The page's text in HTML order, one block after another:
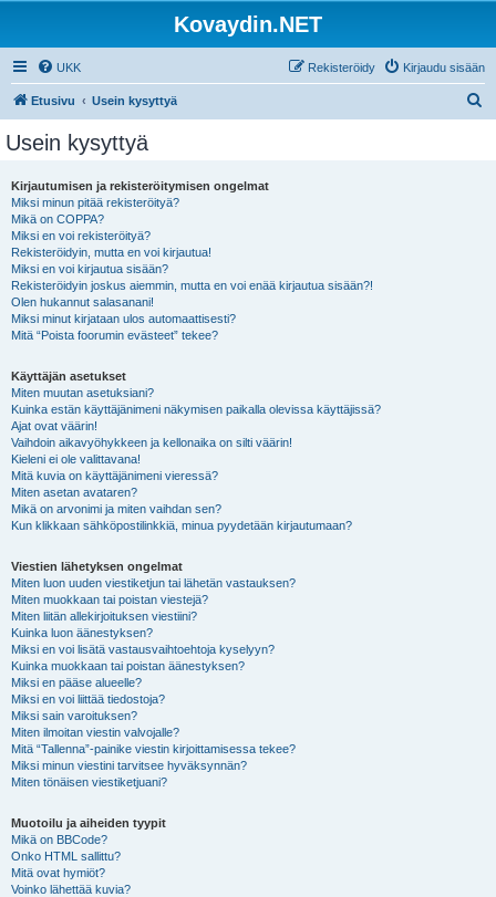
Kovaydin.NET
UKK Kirjaudu sisään
Rekisteröidy
Etusivu Usein kysyttyä
Usein kysyttyä
Kirjautumisen ja rekisteröitymisen ongelmat
Miksi minun pitää rekisteröityä?
Mikä on COPPA?
Miksi en voi rekisteröityä?
Rekisteröidyin, mutta en voi kirjautua!
Miksi en voi kirjautua sisään?
Rekisteröidyin joskus aiemmin, mutta en voi enää kirjautua sisään?!
Olen hukannut salasanani!
Miksi minut kirjataan ulos automaattisesti?
Mitä “Poista foorumin evästeet” tekee?
Käyttäjän asetukset
Miten muutan asetuksiani?
Kuinka estän käyttäjänimeni näkymisen paikalla olevissa käyttäjissä?
Ajat ovat väärin!
Vaihdoin aikavyöhykkeen ja kellonaika on silti väärin!
Kieleni ei ole valittavana!
Mitä kuvia on käyttäjänimeni vieressä?
Miten asetan avataren?
Mikä on arvonimi ja miten vaihdan sen?
Kun klikkaan sähköpostilinkkiä, minua pyydetään kirjautumaan?
Viestien lähetyksen ongelmat
Miten luon uuden viestiketjun tai lähetän vastauksen?
Miten muokkaan tai poistan viestejä?
Miten liitän allekirjoituksen viestiini?
Kuinka luon äänestyksen?
Miksi en voi lisätä vastausvaihtoehtoja kyselyyn?
Kuinka muokkaan tai poistan äänestyksen?
Miksi en pääse alueelle?
Miksi en voi liittää tiedostoja?
Miksi sain varoituksen?
Miten ilmoitan viestin valvojalle?
Mitä “Tallenna”-painike viestin kirjoittamisessa tekee?
Miksi minun viestini tarvitsee hyväksynnän?
Miten tönäisen viestiketjuani?
Muotoilu ja aiheiden tyypit
Mikä on BBCode?
Onko HTML sallittu?
Mitä ovat hymiöt?
Voinko lähettää kuvia?